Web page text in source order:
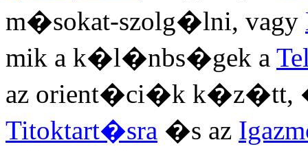
m�sokat-szolg�lni, vagy
mik a k�l�nbs�gek a
az orient�ci�k k�z�tt,
Titoktart�sra �s az